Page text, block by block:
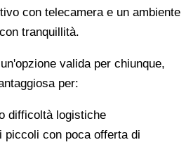
con telecamera e un ambiente
tranquillità.
valida per chiunque,
per:
difficoltà logistiche
piccoli con poca offerta di